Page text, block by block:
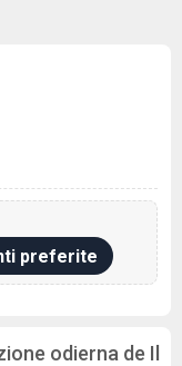
preferite
odierna de Il